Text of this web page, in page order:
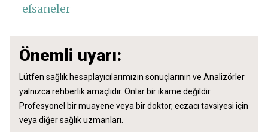
efsaneler
Önemli uyarı:
Lütfen sağlık hesaplayıcılarımızın sonuçlarının ve Analizörler
yalnızca rehberlik amaçlıdır. Onlar bir ikame değildir
Profesyonel bir muayene veya bir doktor, eczacı tavsiyesi için
veya diğer sağlık uzmanları.